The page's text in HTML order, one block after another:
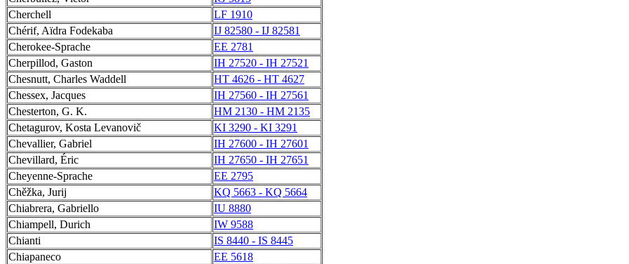
Cherchell
LF 1910
Chérif, Aïdra Fodekaba
IJ 82580 - IJ 82581
Cherokee-Sprache
EE 2781
Cherpillod, Gaston
IH 27520 - IH 27521
Chesnutt, Charles Waddell
HT 4626 - HT 4627
Chessex, Jacques
IH 27560 - IH 27561
Chesterton, G. K.
HM 2130 - HM 2135
Chetagurov, Kosta Levanovič
KI 3290 - KI 3291
Chevallier, Gabriel
IH 27600 - IH 27601
Chevillard, Éric
IH 27650 - IH 27651
Cheyenne-Sprache
EE 2795
Chěžka, Jurij
KQ 5663 - KQ 5664
Chiabrera, Gabriello
IU 8880
Chiampell, Durich
IW 9588
Chianti
IS 8440 - IS 8445
Chiapaneco
EE 5618